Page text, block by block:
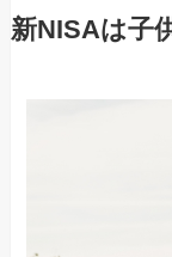
新NISAは子